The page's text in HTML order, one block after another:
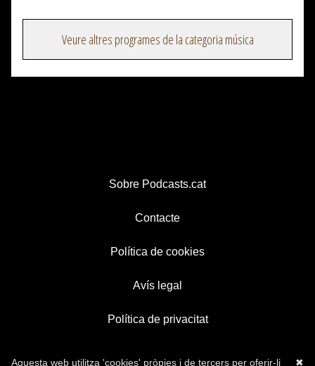
Veure altres programes de la categoria música
Sobre Podcasts.cat
Contacte
Política de cookies
Avís legal
Política de privacitat
✖
Aquesta web utilitza 'cookies' pròpies i de tercers per oferir-li